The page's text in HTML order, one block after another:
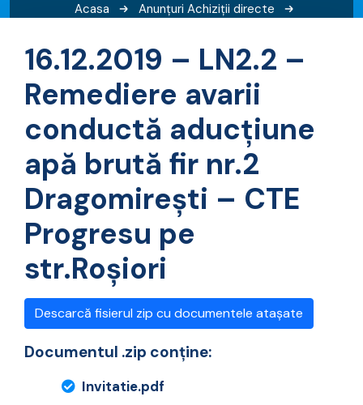
Acasa Anunțuri Achiziții directe
16.12.2019 – LN2.2 –
Remediere avarii
conductă aducțiune
apă brută fir nr.2
Dragomireşti – CTE
Progresu pe
str.Roșiori
Descarcă fisierul zip cu documentele atașate
Documentul .zip conține:
Invitatie.pdf